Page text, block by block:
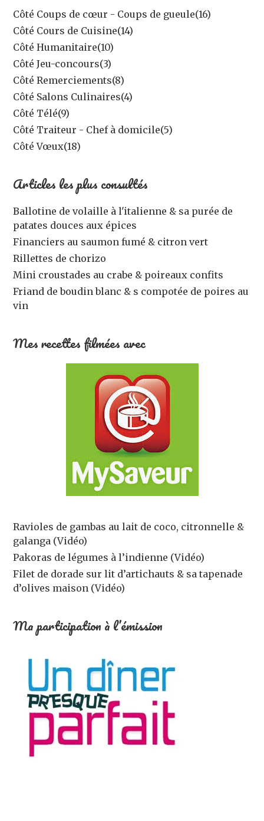
Côté Coups de cœur - Coups de gueule(16)
Côté Cours de Cuisine(14)
Côté Humanitaire(10)
Côté Jeu-concours(3)
Côté Remerciements(8)
Côté Salons Culinaires(4)
Côté Télé(9)
Côté Traiteur - Chef à domicile(5)
Côté Vœux(18)
Articles les plus consultés
Ballotine de volaille à l'italienne & sa purée de
patates douces aux épices
Financiers au saumon fumé & citron vert
Rillettes de chorizo
Mini croustades au crabe & poireaux confits
Friand de boudin blanc & s compotée de poires au
vin
Mes recettes filmées avec
Ravioles de gambas au lait de coco, citronnelle &
galanga (Vidéo)
Pakoras de légumes à l’indienne (Vidéo)
Filet de dorade sur lit d’artichauts & sa tapenade
d’olives maison (Vidéo)
Ma participation à l’émission